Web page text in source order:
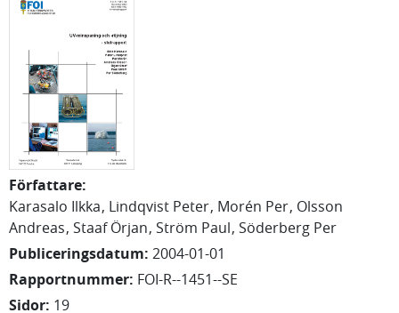
Författare:
Karasalo Ilkka Lindqvist Peter Morén Per Olsson
Andreas Staaf Örjan Ström Paul Söderberg Per
Publiceringsdatum: 2004-01-01
Rapportnummer: FOI-R--1451--SE
Sidor: 19